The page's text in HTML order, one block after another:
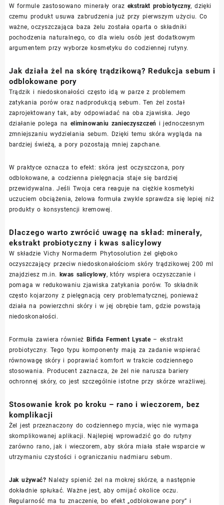
W formule zastosowano minerały oraz ekstrakt probiotyczny, dzięki
czemu produkt usuwa zabrudzenia już przy pierwszym użyciu. Co
ważne, oczyszczająca baza żelu została oparta o składniki
pochodzenia naturalnego, co dla wielu osób jest dodatkowym
argumentem przy wyborze kosmetyku do codziennej rutyny.
Jak działa żel na skórę trądzikową? Redukcja sebum i
odblokowane pory
Trądzik i niedoskonałości często idą w parze z problemem
zatykania porów oraz nadprodukcją sebum. Ten żel został
zaprojektowany tak, aby odpowiadać na oba zjawiska. Jego
działanie polega na eliminowaniu zanieczyszczeń i jednoczesnym
zmniejszaniu wydzielania sebum. Dzięki temu skóra wygląda na
bardziej świeżą, a pory pozostają mniej zapchane.
W praktyce oznacza to efekt: skóra jest oczyszczona, pory
odblokowane, a codzienna pielęgnacja staje się bardziej
przewidywalna. Jeśli Twoja cera reaguje na ciężkie kosmetyki
uczuciem obciążenia, żelowa formuła zwykle sprawdza się lepiej niż
produkty o konsystencji kremowej.
Dlaczego warto zwrócić uwagę na skład: minerały,
ekstrakt probiotyczny i kwas salicylowy
W składzie Vichy Normaderm Phytosolution żel głęboko
oczyszczający przeciw niedoskonałościom skóry trądzikowej 200 ml
znajdziesz m.in. kwas salicylowy, który wspiera oczyszczanie i
pomaga w redukowaniu zjawiska zatykania porów. To składnik
często kojarzony z pielęgnacją cery problematycznej, ponieważ
działa na powierzchni skóry i w jej obrębie tam, gdzie powstają
niedoskonałości.
Formuła zawiera również Bifida Ferment Lysate– ekstrakt
probiotyczny. Tego typu komponenty mają za zadanie wspierać
równowagę skóry i poprawiać komfort w trakcie codziennego
stosowania. Producent zaznacza, że żel nie narusza bariery
ochronnej skóry, co jest szczególnie istotne przy skórze wrażliwej.
Stosowanie krok po kroku – rano i wieczorem, bez
komplikacji
Żel jest przeznaczony do codziennego mycia, więc nie wymaga
skomplikowanej aplikacji. Najlepiej wprowadzić go do rutyny
zarówno rano, jak i wieczorem, aby skóra miała stałe wsparcie w
utrzymaniu czystości i ograniczaniu nadmiaru sebum.
Jak używać? Należy spienić żel na mokrej skórze, a następnie
dokładnie spłukać. Ważne jest, aby omijać okolice oczu.
Regularność ma tu znaczenie, bo efekt „odblokowane pory” i